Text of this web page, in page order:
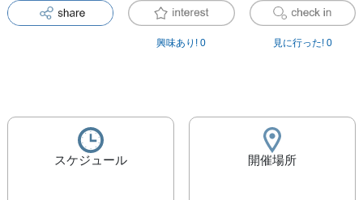
興味あり! 0 見に行った! 0
スケジュール 開催場所